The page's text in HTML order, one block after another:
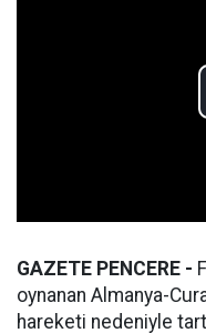
GAZETE PENCERE -
oynanan Almanya-
hareketi nedeniyle